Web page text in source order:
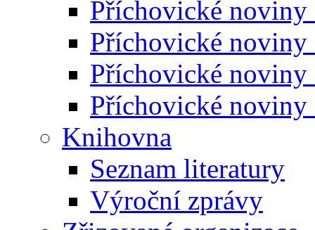
Příchovické noviny
Příchovické noviny
Příchovické noviny
Příchovické noviny
Knihovna
Seznam literatury
Výroční zprávy